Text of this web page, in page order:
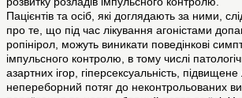
Пацієнтів та осіб, які доглядають за ними,
про те, що під час лікування агоністами
ропінірол, можуть виникати поведінкові
імпульсного контролю, в тому числі
азартних ігор, гіперсексуальність, підвищене
непереборний потяг до неконтрольованих